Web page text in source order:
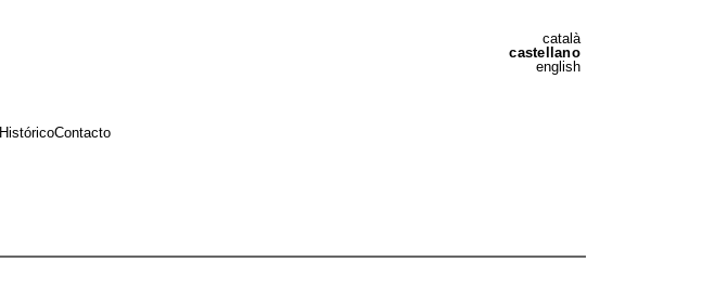
català
castellano
english
HistóricoContacto